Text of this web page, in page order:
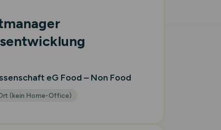
eG Food – Non Food
(kein Home-Office)